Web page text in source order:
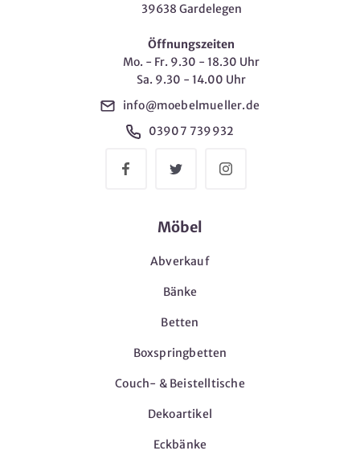
39638 Gardelegen
Öffnungszeiten
Mo. - Fr. 9.30 - 18.30 Uhr
Sa. 9.30 - 14.00 Uhr
info@moebelmueller.de
03907 739932
Möbel
Abverkauf
Bänke
Betten
Boxspringbetten
Couch- & Beistelltische
Dekoartikel
Eckbänke